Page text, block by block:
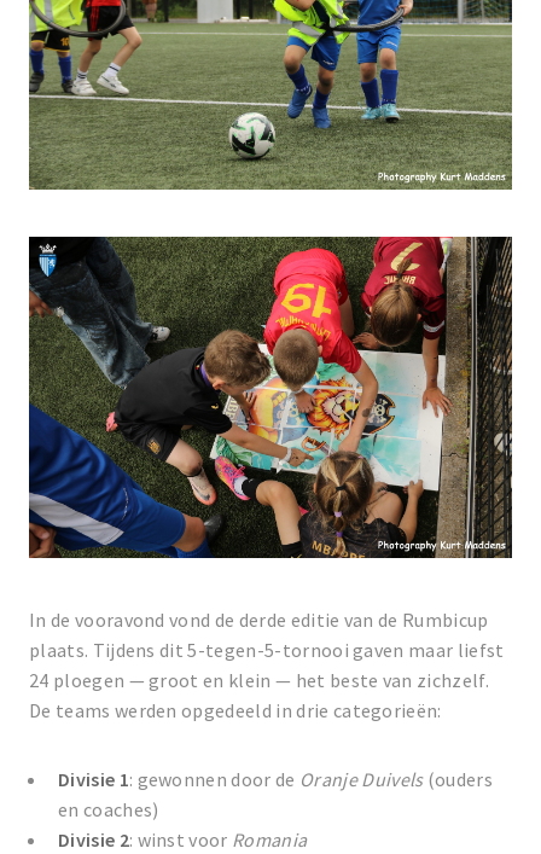
In de vooravond vond de derde editie van de Rumbicup
plaats. Tijdens dit 5-tegen-5-tornooi gaven maar liefst
24 ploegen — groot en klein — het beste van zichzelf.
De teams werden opgedeeld in drie categorieën:
Divisie 1: gewonnen door de Oranje Duivels(ouders
en coaches)
Divisie 2: winst voor Romania